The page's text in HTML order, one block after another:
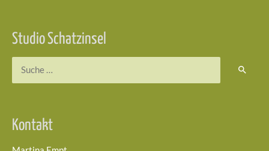
Studio Schatzinsel
Kontakt